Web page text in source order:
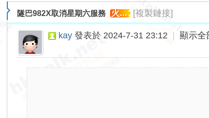
lk.
隧巴982X取消星期六服務 火... [複製鏈接]
kay 發表於 2024-7-31 23:12 顯示全